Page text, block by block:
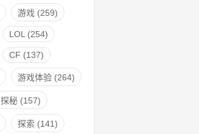
游戏 (259)
LOL (254)
CF (137)
游戏体验 (264)
探秘 (157)
探索 (141)